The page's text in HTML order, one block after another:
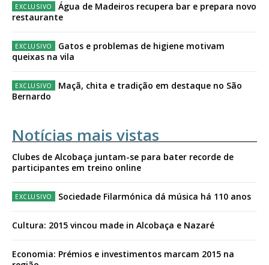
Água de Madeiros recupera bar e prepara novo
restaurante
Gatos e problemas de higiene motivam
queixas na vila
Maçã, chita e tradição em destaque no São
Bernardo
Notícias mais vistas
Clubes de Alcobaça juntam-se para bater recorde de
participantes em treino online
Sociedade Filarmónica dá música há 110 anos
Cultura: 2015 vincou made in Alcobaça e Nazaré
Economia: Prémios e investimentos marcam 2015 na